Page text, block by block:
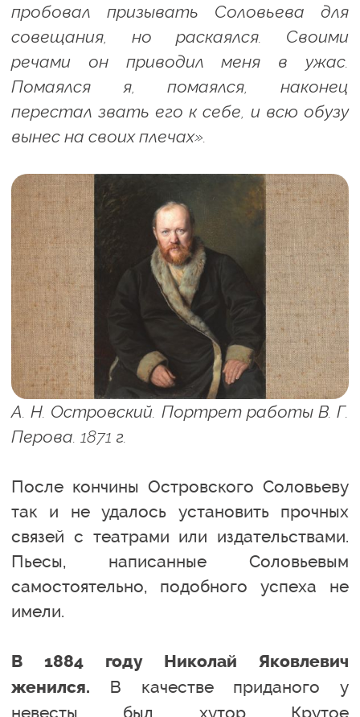
пробовал призывать Соловьева для
совещания, но раскаялся. Своими
речами он приводил меня в ужас.
Помаялся я, помаялся, наконец
перестал звать его к себе, и всю обузу
вынес на своих плечах».
А. Н. Островский. Портрет работы В. Г.
Перова. 1871 г.
После кончины Островского Соловьеву
так и не удалось установить прочных
связей с театрами или издательствами.
Пьесы, написанные Соловьевым
самостоятельно, подобного успеха не
имели.
В 1884 году Николай Яковлевич
женился. В качестве приданого у
невесты был хутор Крутое